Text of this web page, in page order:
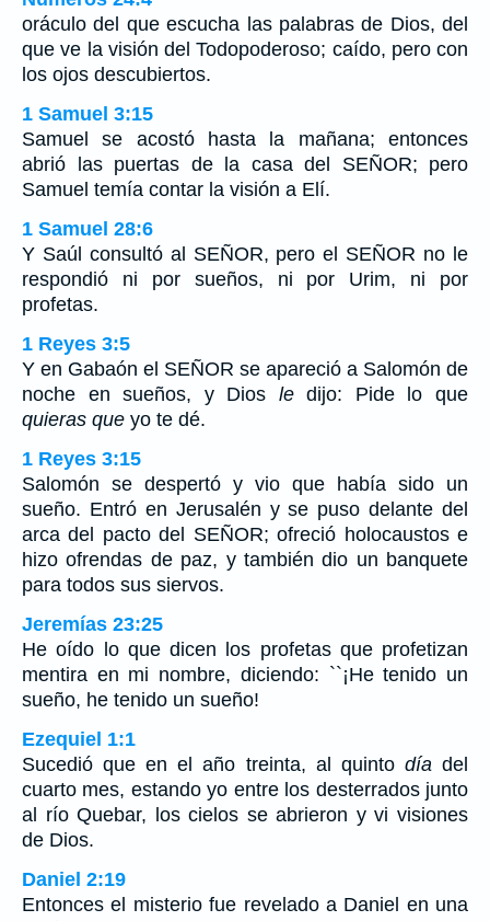
oráculo del que escucha las palabras de Dios, del
que ve la visión del Todopoderoso; caído, pero con
los ojos descubiertos.
1 Samuel 3:15
Samuel se acostó hasta la mañana; entonces
abrió las puertas de la casa del SEÑOR; pero
Samuel temía contar la visión a Elí.
1 Samuel 28:6
Y Saúl consultó al SEÑOR, pero el SEÑOR no le
respondió ni por sueños, ni por Urim, ni por
profetas.
1 Reyes 3:5
Y en Gabaón el SEÑOR se apareció a Salomón de
noche en sueños, y Dios ledijo: Pide lo que
quieras que yo te dé.
1 Reyes 3:15
Salomón se despertó y vio que había sido un
sueño. Entró en Jerusalén y se puso delante del
arca del pacto del SEÑOR; ofreció holocaustos e
hizo ofrendas de paz, y también dio un banquete
para todos sus siervos.
Jeremías 23:25
He oído lo que dicen los profetas que profetizan
mentira en mi nombre, diciendo: ``¡He tenido un
sueño, he tenido un sueño!
Ezequiel 1:1
Sucedió que en el año treinta, al quinto díadel
cuarto mes, estando yo entre los desterrados junto
al río Quebar, los cielos se abrieron y vi visiones
de Dios.
Daniel 2:19
Entonces el misterio fue revelado a Daniel en una